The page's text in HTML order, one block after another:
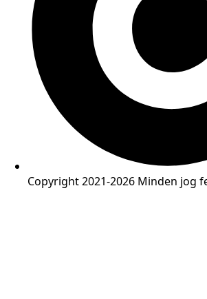
Copyright 2021-2026 Minden jog